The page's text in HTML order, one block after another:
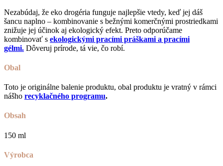
Nezabúdaj, že eko drogéria funguje najlepšie vtedy, keď jej dáš
šancu naplno – kombinovanie s bežnými komerčnými prostriedkami
znižuje jej účinok aj ekologický efekt. Preto odporúčame
kombinovať s ekologickými pracími práškami a pracími
gélmi. Dôveruj prírode, tá vie, čo robí.
Obal
Toto je originálne balenie produktu, obal produktu je vratný v rámci
nášho recyklačného programu.
Obsah
150 ml
Výrobca